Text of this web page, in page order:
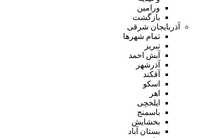
ورامین
بازگشت
آذربایجان شرقی
تمام شهر‌ها
تبریز
آبش احمد
آذرشهر
آقکند
اسکو
اهر
ایلخچی
باسمنج
بخشایش
بستان آباد